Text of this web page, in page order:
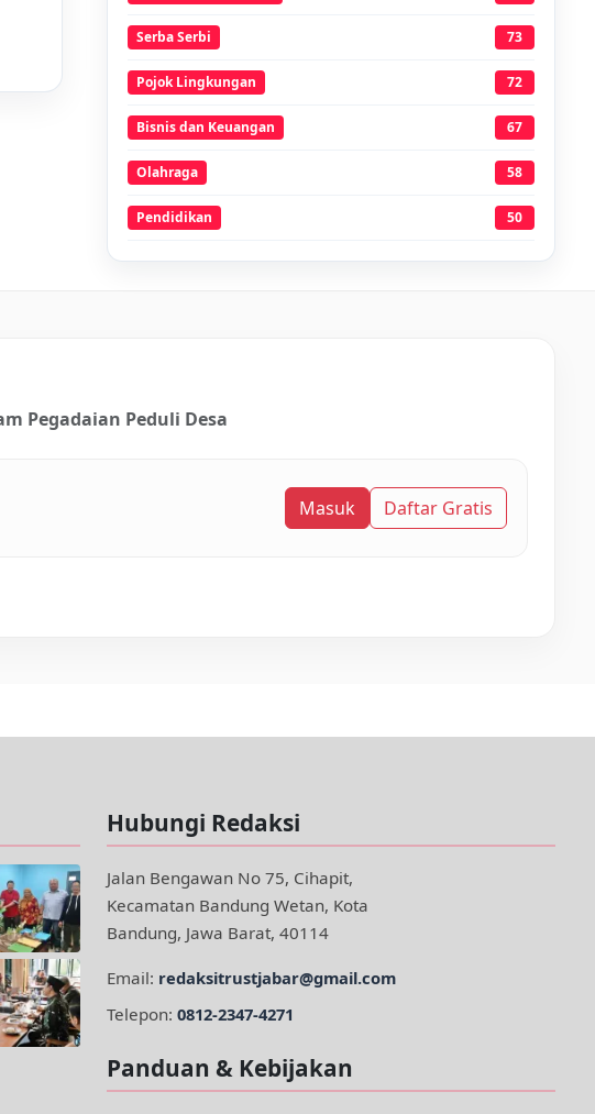
Serba Serbi 73
Pojok Lingkungan 72
Bisnis dan Keuangan 67
Olahraga 58
Pendidikan 50
Pegadaian Peduli Desa
Masuk Daftar Gratis
Hubungi Redaksi
Jalan Bengawan No 75, Cihapit,
Kecamatan Bandung Wetan, Kota
Bandung, Jawa Barat, 40114
Email: redaksitrustjabar@gmail.com
Telepon: 0812-2347-4271
Panduan & Kebijakan